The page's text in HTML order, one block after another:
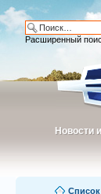
Новости
Новости
Расширенный